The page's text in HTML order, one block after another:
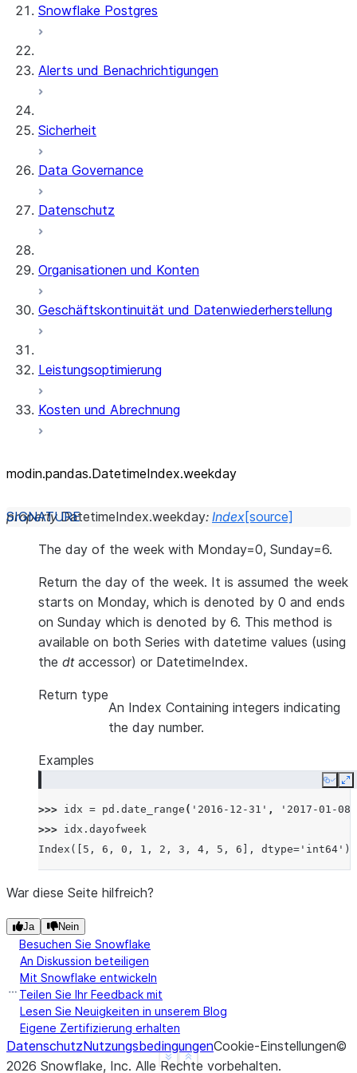
Snowflake Postgres
Alerts und Benachrichtigungen
Sicherheit
Data Governance
Datenschutz
Organisationen und Konten
Geschäftskontinuität und Datenwiederherstellung
Leistungsoptimierung
Kosten und Abrechnung
modin.pandas.DatetimeIndex.weekday
property DatetimeIndex.weekday: Index[source]
The day of the week with Monday=0, Sunday=6.
Return the day of the week. It is assumed the week
starts on Monday, which is denoted by 0 and ends
on Sunday which is denoted by 6. This method is
available on both Series with datetime values (using
the dtaccessor) or DatetimeIndex.
Return type
An Index Containing integers indicating
the day number.
Examples
Copy
>>> idx = pd . date_range ( '2016-12-31' ,
'2017-01-08'
>>> idx . dayofweek
Index([5, 6, 0, 1, 2, 3, 4, 5, 6], dtype='int64')
Show less
See more
War diese Seite hilfreich?
Ja Nein
Besuchen Sie Snowflake
An Diskussion beteiligen
Mit Snowflake entwickeln
Teilen Sie Ihr Feedback mit
Lesen Sie Neuigkeiten in unserem Blog
Eigene Zertifizierung erhalten
DatenschutzNutzungsbedingungenCookie-Einstellungen©
2026 Snowflake, Inc. Alle Rechte vorbehalten.